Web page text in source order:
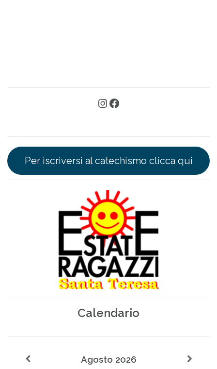
Per iscriversi al catechismo clicca qui
Calendario
Agosto 2026